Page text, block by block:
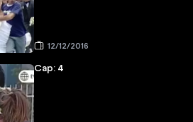
12/12/2016
Cap: 4